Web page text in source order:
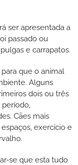
ser apresentada a
passado ou
e carrapatos.
que o animal
Alguns
dois ou três
período,
Cães mais
exercício e
se que esta tudo